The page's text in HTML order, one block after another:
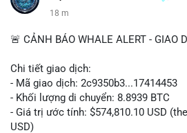
18 m
🚨 CẢNH BÁO WHALE ALERT - GIAO
Chi tiết giao dịch:
- Mã giao dịch: 2c9350b3...17414453
- Khối lượng di chuyển: 8.8939 BTC
- Giá trị ước tính: $574,810.10 USD
USD)